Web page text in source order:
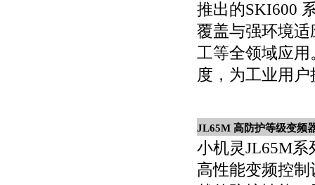
推出的SKI600
覆盖与强环境
工等全领域应
度，为工业用
JL65M 高防护等级变频
小机灵JL65M
高性能变频控